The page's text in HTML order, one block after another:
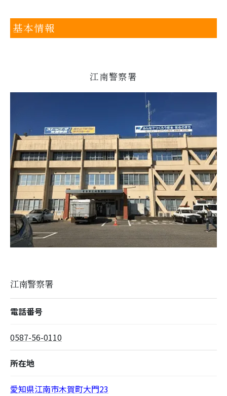
基本情報
江南警察署
江南警察署
電話番号
0587-56-0110
所在地
愛知県江南市木賀町大門23